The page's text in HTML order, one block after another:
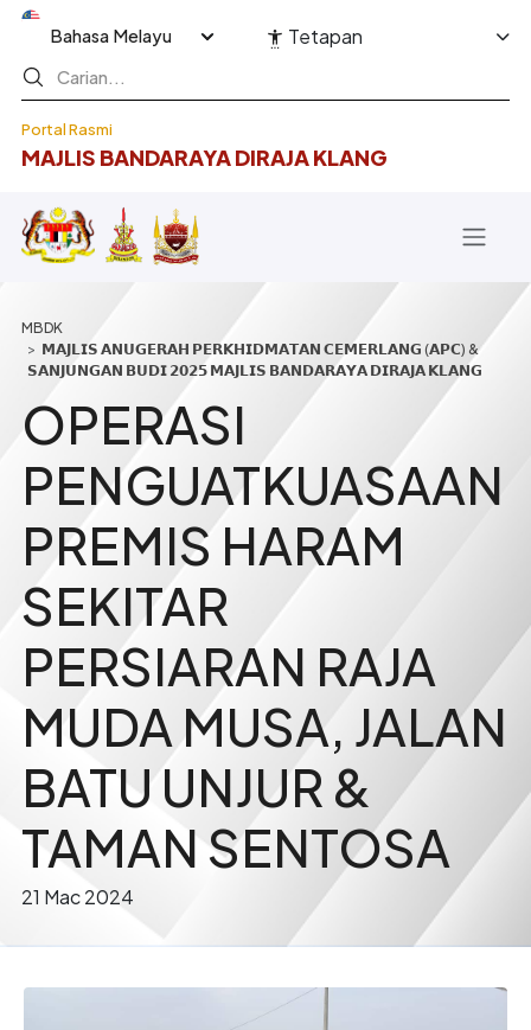
Langkau ke kandungan utama
Portal Rasmi
MAJLIS BANDARAYA DIRAJA KLANG
Select your language Tetapan
Breadcrumb
𝗠𝗔𝗝𝗟𝗜𝗦 𝗔𝗡𝗨𝗚𝗘𝗥𝗔𝗛 𝗣𝗘𝗥𝗞𝗛𝗜𝗗𝗠𝗔𝗧𝗔𝗡 𝗖𝗘𝗠𝗘𝗥𝗟𝗔𝗡𝗚 (𝗔𝗣𝗖) &
𝗦𝗔𝗡𝗝𝗨𝗡𝗚𝗔𝗡 𝗕𝗨𝗗𝗜 𝟮𝟬𝟮𝟱 𝗠𝗔𝗝𝗟𝗜𝗦 𝗕𝗔𝗡𝗗𝗔𝗥𝗔𝗬𝗔 𝗗𝗜𝗥𝗔𝗝𝗔 𝗞𝗟𝗔𝗡𝗚
OPERASI
PENGUATKUASAAN
PREMIS HARAM
SEKITAR
PERSIARAN RAJA
MUDA MUSA, JALAN
BATU UNJUR &
TAMAN SENTOSA
21 Mac 2024